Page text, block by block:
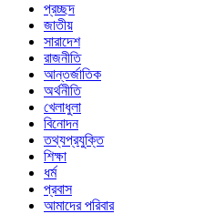
প্রচ্ছদ
জাতীয়
সারাদেশ
রাজনীতি
আন্তর্জাতিক
অর্থনীতি
খেলাধুলা
বিনোদন
তথ্যপ্রযুক্তি
শিক্ষা
ধর্ম
প্রবাস
আমাদের পরিবার